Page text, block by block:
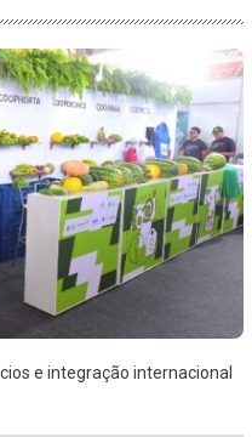
e integração internacional